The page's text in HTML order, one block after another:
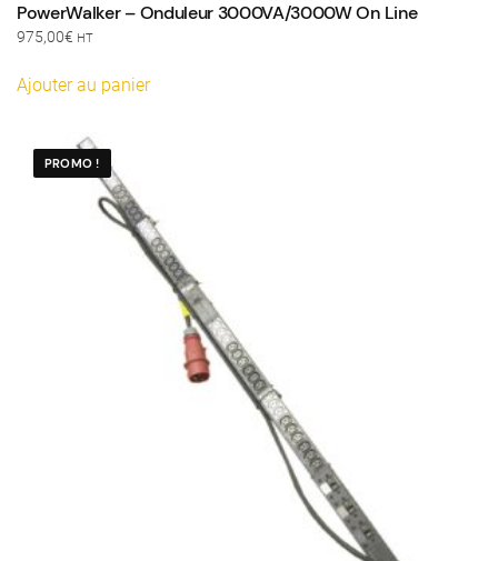
PowerWalker – Onduleur 3000VA/3000W On Line
975,00€ HT
Ajouter au panier
PROMO !